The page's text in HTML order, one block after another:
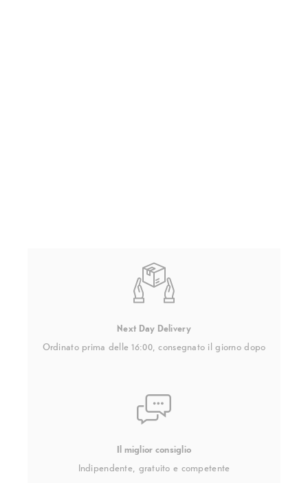
Next Day Delivery
Ordinato prima delle 16:00, consegnato il giorno dopo
Il miglior consiglio
Indipendente, gratuito e competente